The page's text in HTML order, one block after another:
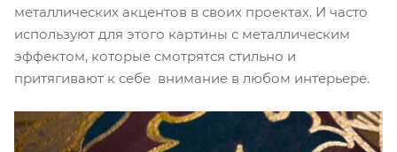
металлических акцентов в своих проектах. И часто
используют для этого картины с металлическим
эффектом, которые смотрятся стильно и
притягивают к себе внимание в любом интерьере.